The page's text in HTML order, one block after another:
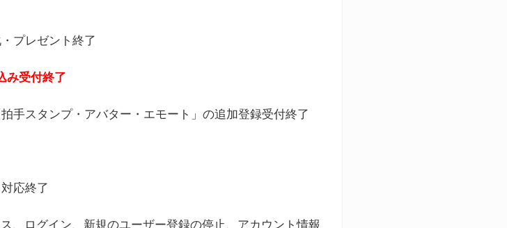
プレゼント終了
み受付終了
手スタンプ・アバター・エモート」の追加登録受付終了
応終了
、ログイン、新規のユーザー登録の停止、アカウント情報